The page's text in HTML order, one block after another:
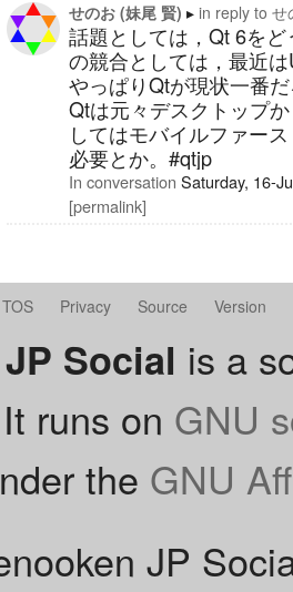
せのお (妹尾 賢) in reply to せ
話題としては，Qt 6を
の競合としては，最近
やっぱりQtが現状一番
Qtは元々デスクトップ
してはモバイルファー
必要とか。#qtjp
In conversation Saturday, 16-
permalink
TOS Privacy Source Version
Social is a
runs on GNU
the GNU
JP